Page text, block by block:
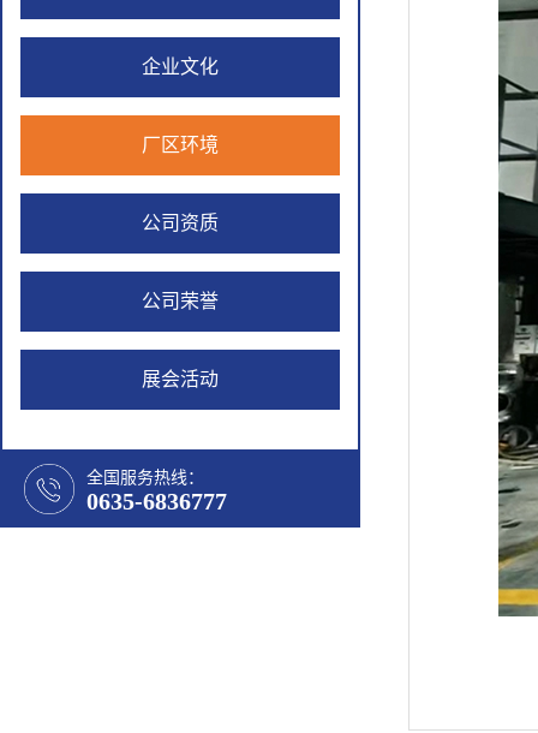
企业文化
厂区环境
公司资质
公司荣誉
展会活动
全国服务热线：
0635-6836777